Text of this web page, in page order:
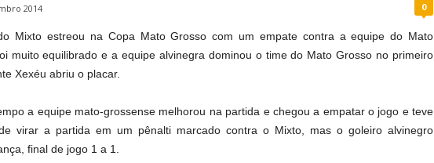
2014 0
Mixto estreou na Copa Mato Grosso com um empate contra a equipe do Mato
muito equilibrado e a equipe alvinegra dominou o time do Mato Grosso no primeiro
Xexéu abriu o placar.
a equipe mato-grossense melhorou na partida e chegou a empatar o jogo e teve
virar a partida em um pênalti marcado contra o Mixto, mas o goleiro alvinegro
final de jogo 1 a 1.